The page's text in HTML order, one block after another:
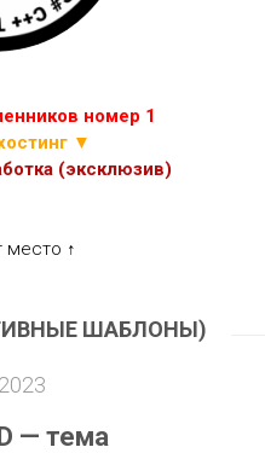
номер 1
▼
(эксклюзив)
место ↑
ШАБЛОНЫ)
— тема